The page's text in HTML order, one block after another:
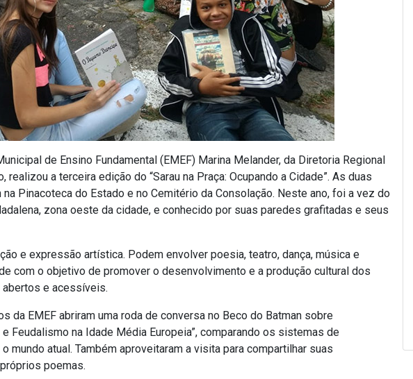
de Ensino Fundamental (EMEF) Marina Melander, da Diretoria Regional
realizou a terceira edição do “Sarau na Praça: Ocupando a Cidade”. As duas
Pinacoteca do Estado e no Cemitério da Consolação. Neste ano, foi a vez do
zona oeste da cidade, e conhecido por suas paredes grafitadas e seus
e expressão artística. Podem envolver poesia, teatro, dança, música e
com o objetivo de promover o desenvolvimento e a produção cultural dos
e acessíveis.
da EMEF abriram uma roda de conversa no Beco do Batman sobre
Feudalismo na Idade Média Europeia”, comparando os sistemas de
mundo atual. Também aproveitaram a visita para compartilhar suas
poemas.